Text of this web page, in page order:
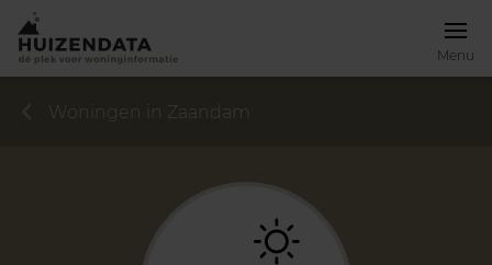
Menu
Woningen in Zaandam